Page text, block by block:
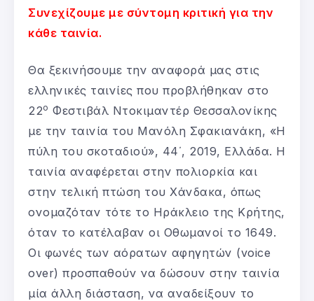
Συνεχίζουμε με σύντομη κριτική για την
κάθε ταινία.
Θα ξεκινήσουμε την αναφορά μας στις
ελληνικές ταινίες που προβλήθηκαν στο
22ο Φεστιβάλ Ντοκιμαντέρ Θεσσαλονίκης
με την ταινία του Μανόλη Σφακιανάκη, «Η
πύλη του σκοταδιού», 44΄, 2019, Ελλάδα. Η
ταινία αναφέρεται στην πολιορκία και
στην τελική πτώση του Χάνδακα, όπως
ονομαζόταν τότε το Ηράκλειο της Κρήτης,
όταν το κατέλαβαν οι Οθωμανοί το 1649.
Οι φωνές των αόρατων αφηγητών (voice
over) προσπαθούν να δώσουν στην ταινία
μία άλλη διάσταση, να αναδείξουν το